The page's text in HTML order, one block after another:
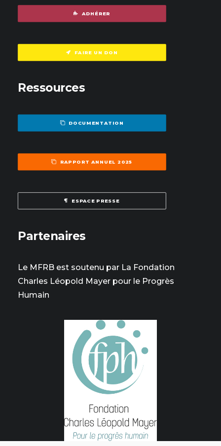
ADHÉRER
FAIRE UN DON
Ressources
DOCUMENTATION
RAPPORT ANNUEL 2025
ESPACE PRESSE
Partenaires
Le MFRB est soutenu par La Fondation
Charles Léopold Mayer pour le Progrès
Humain